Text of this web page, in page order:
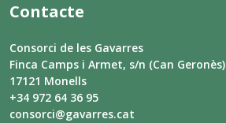
Contacte
Consorci de les Gavarres
Finca Camps i Armet, s/n (Can Geronès)
17121 Monells
+34 972 64 36 95
consorci@gavarres.cat